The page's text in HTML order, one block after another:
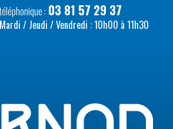
: 03 81 57 29 37
/ Jeudi / Vendredi : 10h00 à 11h30